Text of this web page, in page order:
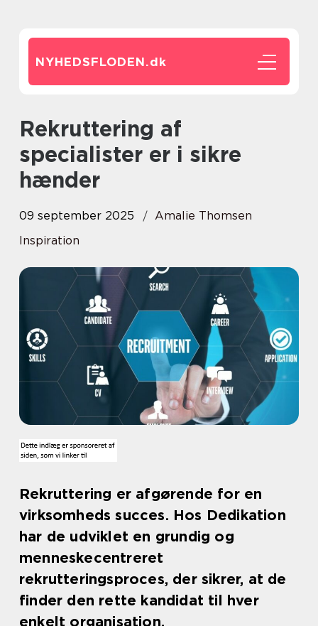
NYHEDSFLODEN.dk
Rekruttering af
specialister er i sikre
hænder
09 september 2025
Amalie Thomsen
Inspiration
Rekruttering er afgørende for en
virksomheds succes. Hos Dedikation
har de udviklet en grundig og
menneskecentreret
rekrutteringsproces, der sikrer, at de
finder den rette kandidat til hver
enkelt organisation.